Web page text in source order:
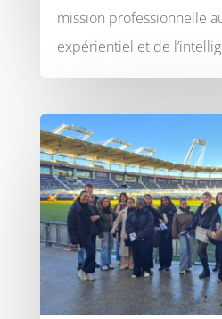
mission professionnelle
expérientiel et de